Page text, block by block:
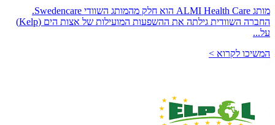
מותג ALMI Health Care הוא חלק מהמותג השוודי Swedencare.
החברה השוודית גילתה את ההשפעות המועילות של אצות הים (Kelp)
על...
המשיכו לקרוא >